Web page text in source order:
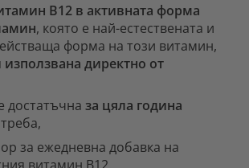
В12 в активната форма
, която е най-естествената и
форма на този витамин,
използвана директно от
достатъчна за цяла година
за ежедневна добавка на